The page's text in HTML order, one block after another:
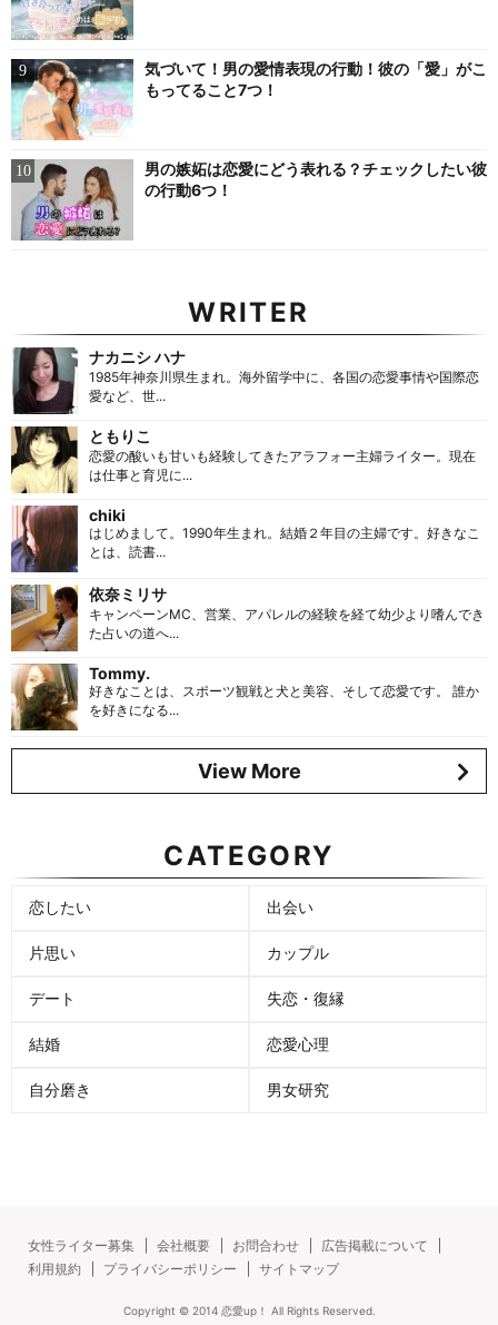
気づいて！男の愛情表現の行動！彼の「愛」がこ
もってること7つ！
男の嫉妬は恋愛にどう表れる？チェックしたい彼
の行動6つ！
WRITER
ナカニシ ハナ
1985年神奈川県生まれ。海外留学中に、各国の恋愛事情や国際恋
愛など、世...
ともりこ
恋愛の酸いも甘いも経験してきたアラフォー主婦ライター。現在
は仕事と育児に...
chiki
はじめまして。1990年生まれ。結婚２年目の主婦です。好きなこ
とは、読書...
依奈ミリサ
キャンペーンMC、営業、アパレルの経験を経て幼少より嗜んでき
た占いの道へ...
Tommy.
好きなことは、スポーツ観戦と犬と美容、そして恋愛です。 誰か
を好きになる...
View More
CATEGORY
恋したい 出会い
片思い カップル
デート 失恋・復縁
結婚 恋愛心理
自分磨き 男女研究
女性ライター募集 会社概要 お問合わせ
広告掲載について
利用規約
プライバシーポリシー サイトマップ
Copyright © 2014 恋愛up！ All Rights Reserved.